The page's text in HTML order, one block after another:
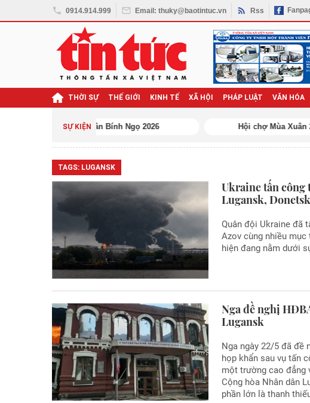
0914.914.999 Email: thuky@baotintuc.vn Rss
THỜI SỰ THẾ GIỚI KINH TẾ XÃ HỘI PHÁP LUẬT VĂN HÓA
SỰ KIỆN
quyết Đại hội XIV
TAGS: LUGANSK
Ukraine tấn công
Lugansk, Donetsk
Quân đội Ukraine đã
Azov cùng nhiều
hiện đang nằm dưới
Nga đề nghị
Lugansk
Nga ngày 22/5 đã đề
họp khẩn sau vụ tấn
một trường cao đẳng
Cộng hòa Nhân dân
phần lớn là thanh